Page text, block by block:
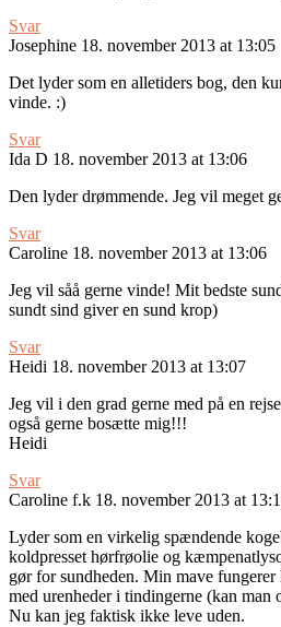
Svar
Josephine 18. november 2013 at 13:05
Det lyder som en alletiders bog, den
vinde. :)
Svar
Ida D 18. november 2013 at 13:06
Den lyder drømmende. Jeg vil meget
Svar
Caroline 18. november 2013 at 13:06
Jeg vil såå gerne vinde! Mit bedste
sundt sind giver en sund krop)
Svar
Heidi 18. november 2013 at 13:07
Jeg vil i den grad gerne med på en
også gerne bosætte mig!!!
Heidi
Svar
Caroline f.k 18. november 2013 at
Lyder som en virkelig spændende
koldpresset hørfrøolie og
gør for sundheden. Min mave
med urenheder i tindingerne (kan
Nu kan jeg faktisk ikke leve uden.